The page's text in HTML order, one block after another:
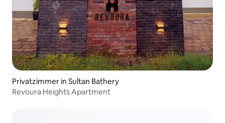
Privatzimmer in Sultan Bathery
Revoura Heights Apartment